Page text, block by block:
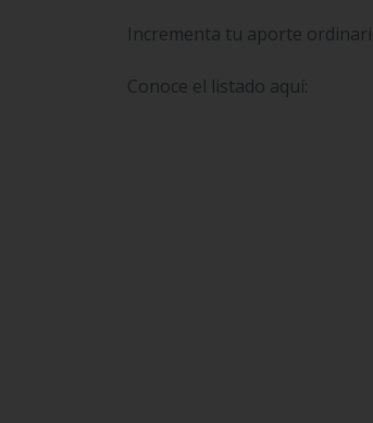
Incrementa tu aporte
Conoce el listado aquí: